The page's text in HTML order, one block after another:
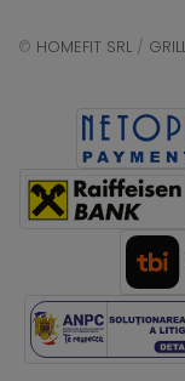
© HOMEFIT SRL /